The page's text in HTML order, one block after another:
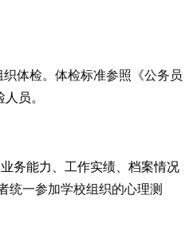
体检。体检标准参照《公务员
员。
务能力、工作实绩、档案情况
统一参加学校组织的心理测